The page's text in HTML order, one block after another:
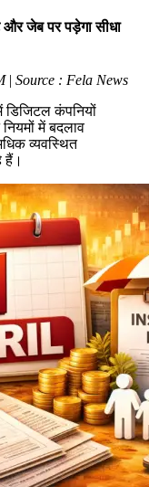
जेब पर पड़ेगा सीधा
| Source : Fela News
कंपनियों
में बदलाव
व्यवस्थित
हैं।